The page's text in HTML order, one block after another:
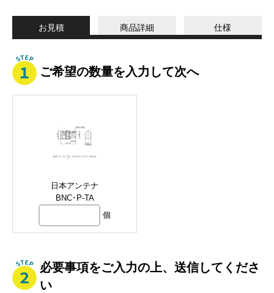
お見積 商品詳細 仕様
ご希望の数量を入力して次へ
日本アンテナ
BNC･P-TA
個
必要事項をご入力の上、送信してくださ
い